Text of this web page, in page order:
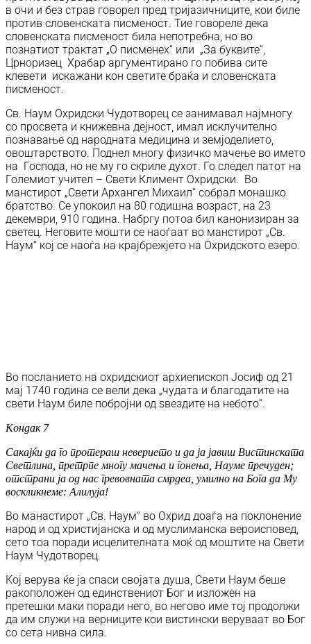
в очи и без страв говорел пред тријазичниците, кои биле
против словенската писменост. Тие говореле дека
словенската писменост била непотребна, но во
познатиот трактат „О писменех“ или „За буквите“,
Црноризец Храбар аргументирано го побива сите
клевети искажани кон светите браќа и словенската
писменост.
Св. Наум Охридски Чудотворец се занимавал најмногу
со просвета и книжевна дејност, имал исклучително
познавање од народната медицина и земјоделието,
овоштарството. Поднел многу физичко мачење во името
на Господа, но не му го скриле духот. Го следел патот на
Големиот учител – Свети Климент Охридски. Во
манстирот „Свети Архангел Михаил“ собрал монашко
братство. Се упокоил на 80 годишна возраст, на 23
декември, 910 година. Набргу потоа бил канонизиран за
светец. Неговите мошти се наоѓаат во манстирот „Св.
Наум“ кој се наоѓа на крајбрежјето на Охридското езеро.
Во посланието на охридскиот архиепископ Јосиф од 21
мај 1740 година се вели дека „чудата и благодатите на
свети Наум биле побројни од ѕвездите на небото“.
Кондак 7
Сакајќи да го протераш неверието и да ја јавиш Вистинската
Светлина, претрпе многу мачења и гонења, Науме пречуден;
отстрани ја од нас гревовната смрдеа, умилно на Бога да Му
воскликнеме: Алилуја!
Во манастирот „Св. Наум“ во Охрид доаѓа на поклонение
народ и од христијанска и од муслиманска вероисповед,
сето тоа поради исцелителната моќ од моштите на Свети
Наум Чудотворец.
Кој верува ќе ја спаси својата душа, Свети Наум беше
ракоположен од единствениот Бог и изложен на
претешки маки поради него, во негово име тој продолжи
да им служи на верниците кои вистински веруваат во Бог
со сета нивна сила.